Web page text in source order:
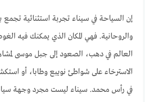
إن السياحة في سيناء تجربة استثنائية تجمع
والروحانية. فهي المكان الذي يمكنك فيه
العالم في دهب، الصعود إلى جبل موسى
الاسترخاء على شواطئ نويبع وطابا، أو
في رأس محمد. سيناء ليست مجرد وجهة